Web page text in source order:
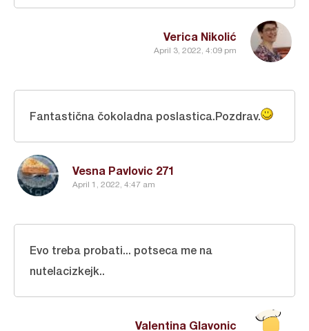
Verica Nikolić
April 3, 2022, 4:09 pm
Vesna Pavlovic 271
April 1, 2022, 4:47 am
Fantastična čokoladna poslastica.Pozdrav.
Valentina Glavonic
Evo treba probati... potseca me na
nutelacizkejk..